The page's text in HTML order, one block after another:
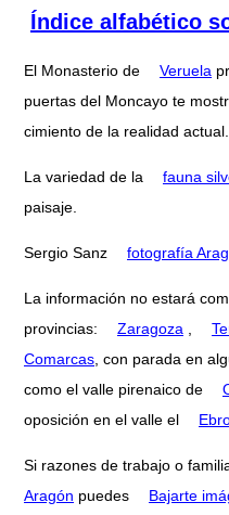
Índice alfabético
El Monasterio de Veruela
puertas del Moncayo te
cimiento de la realidad actual.
La variedad de la fauna
paisaje.
Sergio Sanz fotografía
La información no estará
provincias:
Zaragoza
Comarcas , con parada en
como el valle pirenaico de
oposición en el valle el
Si razones de trabajo o
Aragón puedes
Bajarte